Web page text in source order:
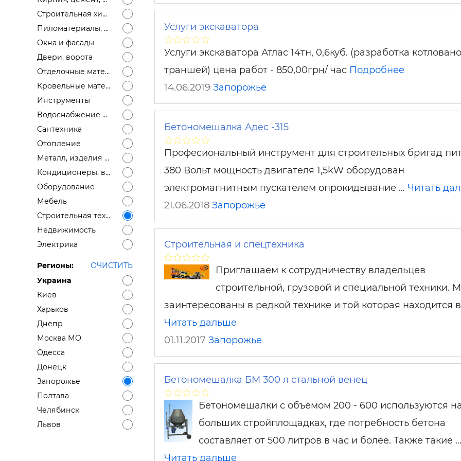
Строительная химия
Кирпич, цемент,
щебень и др.
Строительные, ремонтные
услуги
Строительная химия
Пиломатериалы, лесоматериалы
Окна и фасады
Двери, ворота
Отделочные материалы
Кровельные материалы
Инструменты
Водоснабжение и канализация
Сантехника
Отопление
Металл, изделия из металла
Кондиционеры, вентиляция
Оборудование
Мебель
Строительная техника
Недвижимость
Электрика
Регионы:
ОЧИСТИТЬ
Украина
Киев
Харьков
Днепр
Москва МО
Одесса
Донецк
Запорожье
Полтава
Челябинск
Львов
Услуги экскаватора
Услуги экскаватора Атлас 14тн, 0,6куб. (разработка
траншей) цена работ - 850,00грн/ час Подробнее
14.06.2019 Запорожье
Бетономешалка Адес -315
Професиональный инструмент для строительных бригад
380 Вольт мощность двигателя 1,5kW оборудован
электромагнитным пускателем опрокидывание … Читать
21.06.2018 Запорожье
Строительная и спецтехника
Приглашаем к сотрудничеству владельцев
строительной, грузовой и специальной техники.
заинтересованы в редкой технике и той которая находится
Читать дальше
01.11.2017 Запорожье
Бетономешалка БМ 300 л стальной венец
Бетономешалки с объёмом 200 - 600 используются на
больших стройплощадках, где потребность бетона
составляет от 500 литров в час и более. Также такие …
Читать дальше